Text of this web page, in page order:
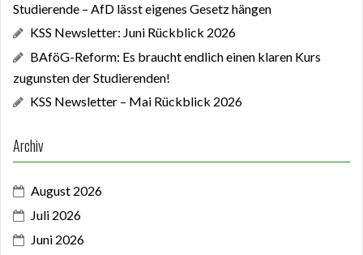
Studierende – AfD lässt eigenes Gesetz hängen
KSS Newsletter: Juni Rückblick 2026
BAföG-Reform: Es braucht endlich einen klaren Kurs
zugunsten der Studierenden!
KSS Newsletter – Mai Rückblick 2026
Archiv
August 2026
Juli 2026
Juni 2026